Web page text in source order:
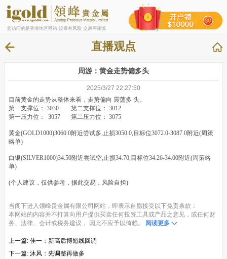
您访问的是香港地区网站 投资有风险 交易需谨慎
直播观点
周游：黄金走势偏多头
2025/3/27 22:27:50
目前黄金的走势从整体来看，走势偏向 震荡多 头。
第一支撑位： 3030 第二支撑位： 3012
第一压力位： 3057 第二压力位： 3075
黄金(GOLD1000)3060.0附近尝试多,止损3050.0,目标位3072.0-3087.0附近(周策
略单)
白银(SILVER1000)34.50附近尝试空,止损34.70,目标位34.26-34.00附近(周策略
单)
(个人建议，仅供参考，据此交易，风险自担)
当阁下进入领峰贵金属有限公司网站，即表示自愿接受以下免责条款：
本网站的内容并不打算向用户提供买卖任何投资工具或产品之意见，或任何财
务、法律、会计或税务建议， 因此不应予以倚赖。
阅读更多
上一篇: 佳一：新高后博短线回调
下一篇: 沐风：先调整再做多